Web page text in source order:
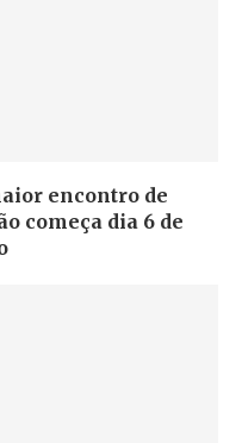
encontro de
começa dia 6 de